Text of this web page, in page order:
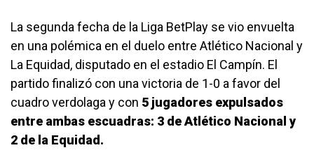
La segunda fecha de la Liga BetPlay se vio envuelta
en una polémica en el duelo entre Atlético Nacional y
La Equidad, disputado en el estadio El Campín. El
partido finalizó con una victoria de 1-0 a favor del
cuadro verdolaga y con 5 jugadores expulsados
entre ambas escuadras: 3 de Atlético Nacional y
2 de la Equidad.